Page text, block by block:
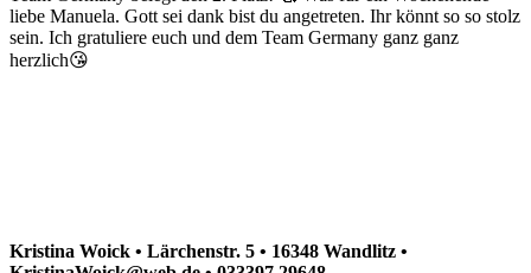
liebe Manuela. Gott sei dank bist du angetreten. Ihr könnt so so stolz
sein. Ich gratuliere euch und dem Team Germany ganz ganz
herzlich😘
Kristina Woick • Lärchenstr. 5 • 16348 Wandlitz •